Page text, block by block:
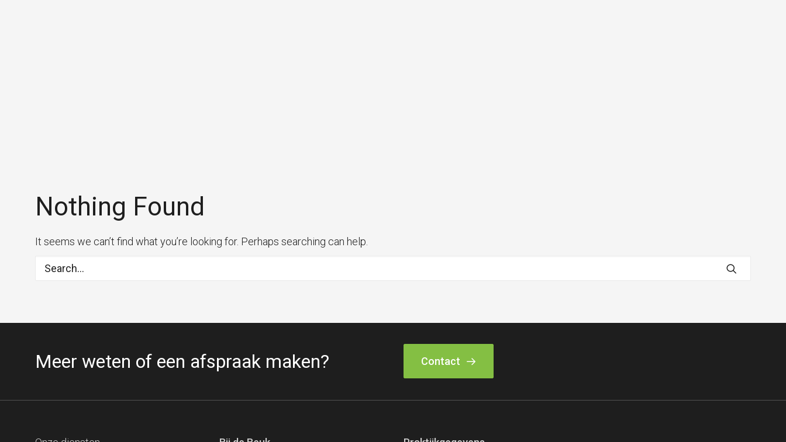
Nothing Found
It seems we can’t find what you’re looking for. Perhaps searching can help.
Meer weten of een afspraak maken? Contact